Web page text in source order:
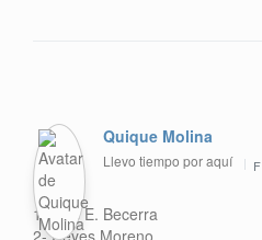
Quique Molina
Llevo tiempo por aquí
1- Luis E. Becerra
2- Reyes Moreno